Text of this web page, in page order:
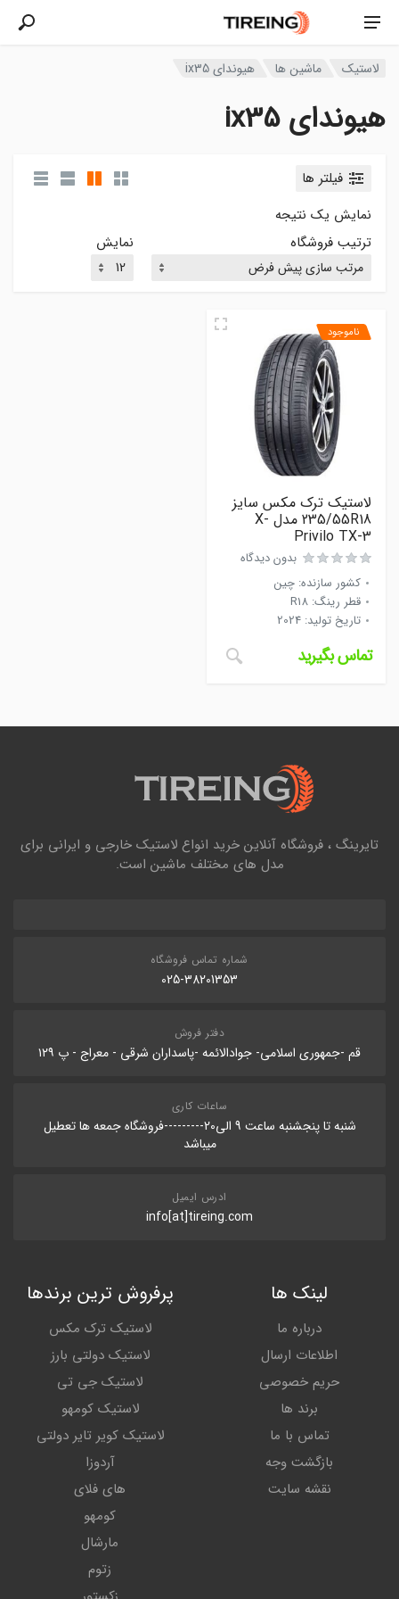
لاستیک ماشین ها هیوندای ix35
هیوندای ix35
فیلتر ها
نمایش یک نتیجه
ترتیب فروشگاه
نمایش
ناموجود
لاستیک ترک مکس سایز
235/55R18 مدل X-
Privilo TX-3
بدون دیدگاه
کشور سازنده: چین
قطر رینگ:
R18
تاریخ تولید:
2024
تماس بگیرید
تایرینگ ، فروشگاه آنلاین خرید انواع لاستیک خارجی و ایرانی برای
مدل های مختلف ماشین است.
شماره تماس فروشگاه
025-38201353
دفتر فروش
قم -جمهوری اسلامی- جوادالائمه -پاسداران شرقی - معراج - پ ۱۲۹
ساعات کاری
شنبه تا پنجشنبه ساعت 9 الی20---------فروشگاه جمعه ها تعطیل
میباشد
ادرس ایمیل
info[at]tireing.com
لینک ها
درباره ما
اطلاعات ارسال
حریم خصوصی
برند ها
تماس با ما
بازگشت وجه
نقشه سایت
پرفروش ترین برندها
لاستیک ترک مکس
لاستیک دولتی بارز
لاستیک جی تی
لاستیک کومهو
لاستیک کویر تایر دولتی
آردوزا
های فلای
کومهو
مارشال
زتوم